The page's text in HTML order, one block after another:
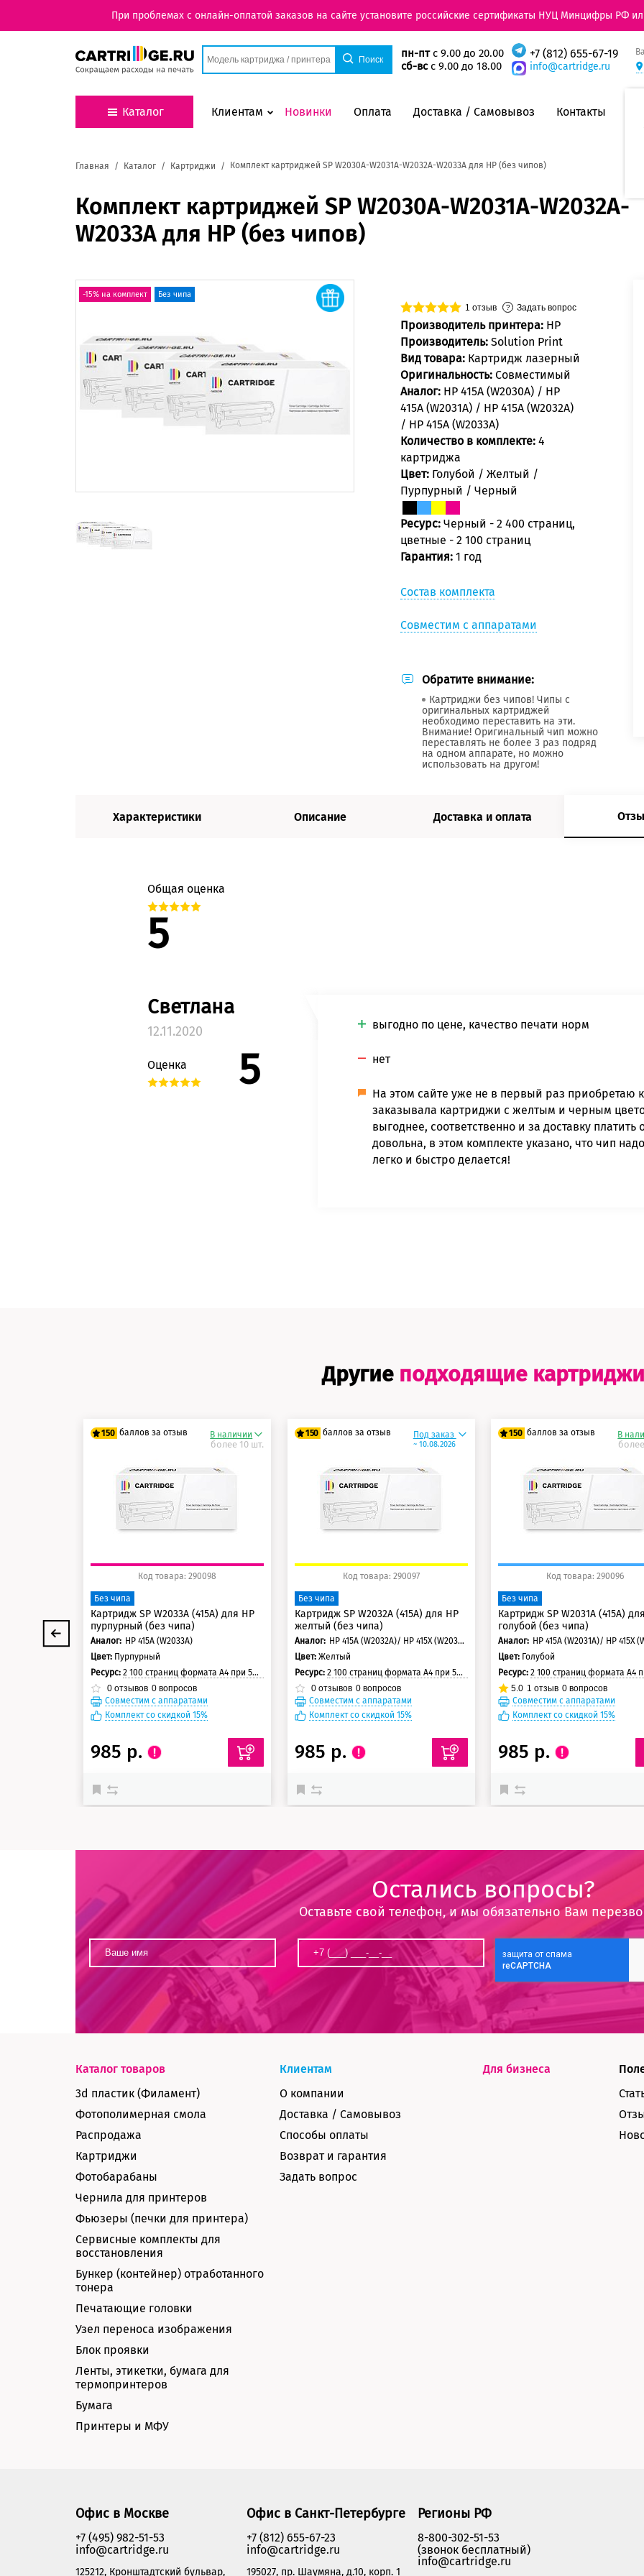
При проблемах с онлайн-оплатой заказов на сайте установите российские сертификаты НУЦ Минцифры РФ
пн-птс 9.00 до 20.00
сб-всс 9.00 до 18.00
+7 (812) 655-67-19
info@cartridge.ru
Каталог Клиентам Новинки Оплата Доставка / Самовывоз Контакты
Главная Каталог Картриджи Комплект картриджей SP W2030A-W2031A-W2032A-W2033A для HP (без чипов)
Комплект картриджей SP W2030A-W2031A-W2032A-
W2033A для HP (без чипов)
-15% на комплект Без чипа
1 отзыв Задать вопрос
Производитель принтера: HP
Производитель: Solution Print
Вид товара: Картридж лазерный
Оригинальность: Совместимый
Аналог: HP 415A (W2030A) / HP
415A (W2031A) / HP 415A (W2032A)
/ HP 415A (W2033A)
Количество в комплекте: 4
картриджа
Цвет: Голубой / Желтый /
Пурпурный / Черный
Ресурс: Черный - 2 400 страниц,
цветные - 2 100 страниц
Гарантия: 1 год
Состав комплекта
Совместим с аппаратами
Обратите внимание:
Картриджи без чипов! Чипы с
оригинальных картриджей
необходимо переставить на эти.
Внимание! Оригинальный чип можно
переставлять не более 3 раз подряд
на одном аппарате, но можно
использовать на другом!
Характеристики Описание Доставка и оплата
Общая оценка
5
Светлана
12.11.2020
Оценка 5
выгодно по цене, качество печати норм
нет
На этом сайте уже не в первый раз приобретаю
заказывала картриджи с желтым и черным
выгоднее, соответственно и за доставку платить
довольна, в этом комплекте указано, что чип
легко и быстро делается!
Другие подходящие картриджи
150 баллов за отзыв
125 баллов
150 баллов
В наличии
более 10 шт.
Код товара: 290098
Без чипа
Картридж SP W2033A (415A) для HP
пурпурный (без чипа)
Аналог: HP 415A (W2033A)
Цвет: Пурпурный
Ресурс:2 100 страниц формата А4 при 5% заполнении страницы
0 отзывов 0 вопросов
Совместим с аппаратами
Комплект со скидкой 15%
985 р.
150 баллов за отзыв
125 баллов
150 баллов
Под заказ
~ 10.08.2026
Код товара: 290097
Без чипа
Картридж SP W2032A (415A) для HP
желтый (без чипа)
Аналог:
HP 415A (W2032A)/ HP 415X (W2032X)
Цвет: Желтый
Ресурс: 2 100 страниц формата А4 при 5% заполнении страницы
0отзывов 0вопросов
Совместим с аппаратами
Комплект со скидкой 15%
985 р.
150 баллов за отзыв
125 баллов
150 баллов
В
Код товара: 290096
Без чипа
Картридж SP W2031A (415A)
голубой (без чипа)
Аналог: HP 415A (W2031A)/ HP 415X
Цвет: Голубой
Ресурс:2 100 страниц формата А4 при 5% заполнении
5.0 1 отзыв 0 вопросов
Совместим с аппаратами
Комплект со скидкой 15%
985 р.
Остались вопросы?
Оставьте свой телефон, и мы обязательно Вам
Каталог товаров
3d пластик (Филамент)
Фотополимерная смола
Распродажа
Картриджи
Фотобарабаны
Чернила для принтеров
Фьюзеры (печки для принтера)
Сервисные комплекты для
восстановления
Бункер (контейнер) отработанного
тонера
Печатающие головки
Узел переноса изображения
Блок проявки
Ленты, этикетки, бумага для
термопринтеров
Бумага
Принтеры и МФУ
Клиентам
О компании
Доставка / Самовывоз
Способы оплаты
Возврат и гарантия
Задать вопрос
Для бизнеса
Офис в Москве
+7 (495) 982-51-53
info@cartridge.ru
125212, Кронштадтский бульвар,
Офис в Санкт-Петербурге
+7 (812) 655-67-23
info@cartridge.ru
195027, пр. Шаумяна, д.10, корп. 1
Регионы РФ
8-800-302-51-53
(звонок бесплатный)
info@cartridge.ru